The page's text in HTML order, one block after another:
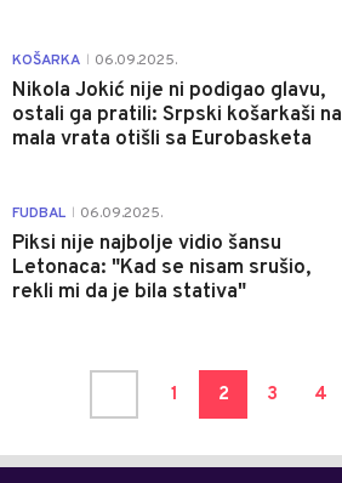
KOŠARKA 06.09.2025.
Nikola Jokić nije ni podigao glavu,
ostali ga pratili: Srpski košarkaši na
mala vrata otišli sa Eurobasketa
FUDBAL 06.09.2025.
Piksi nije najbolje vidio šansu
Letonaca: "Kad se nisam srušio,
rekli mi da je bila stativa"
1 2 3 4